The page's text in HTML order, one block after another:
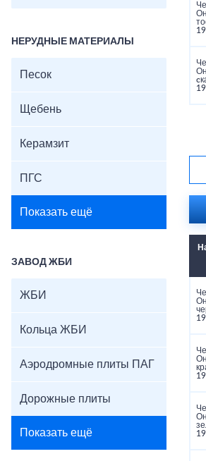
НЕРУДНЫЕ МАТЕРИАЛЫ
Песок
Щебень
Керамзит
ПГС
Показать ещё
ЗАВОД ЖБИ
ЖБИ
Кольца ЖБИ
Аэродромные плиты ПАГ
Дорожные плиты
Показать ещё